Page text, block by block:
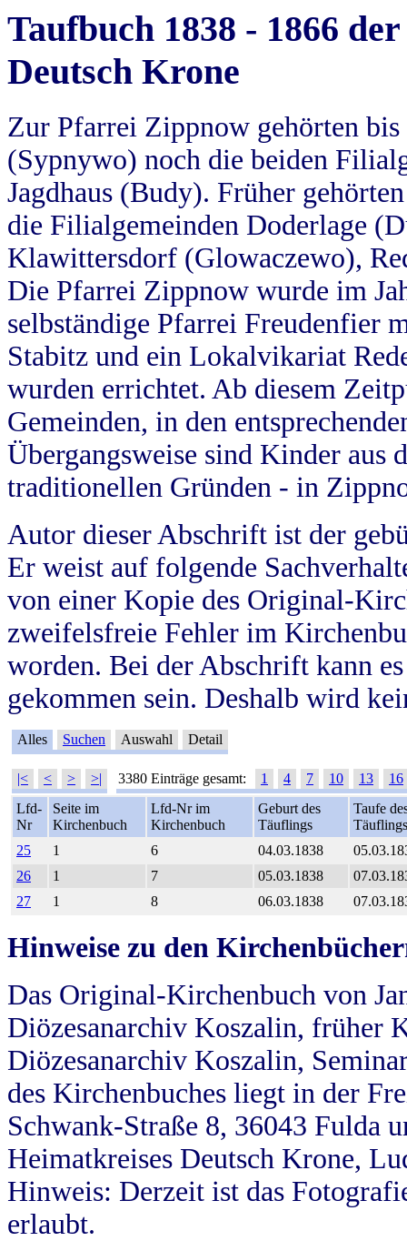
Taufbuch 1838 - 1866
Deutsch Krone
Zur Pfarrei Zippnow gehörten
(Sypnywo) noch die beiden
Jagdhaus (Budy). Früher
die Filialgemeinden Doderlage
Klawittersdorf (Glowaczewo),
Die Pfarrei Zippnow wurde im
selbständige Pfarrei Freudenfier
Stabitz und ein Lokalvikariat
wurden errichtet. Ab diesem
Gemeinden, in den
Übergangsweise sind Kinder aus
traditionellen Gründen - in
Autor dieser Abschrift ist der
Er weist auf folgende
von einer Kopie des Original-
zweifelsfreie Fehler im
worden. Bei der Abschrift kann
gekommen sein. Deshalb wird
Alles Suchen Auswahl Detail
|< < > >| 3380 Einträge gesamt: 1 4 7 10 13
16
Lfd-
Nr
Seite im
Kirchenbuch
Lfd-Nr im
Kirchenbuch
Geburt des
Täuflings
Taufe
Täuflings
25
1 6 04.03.1838
26
1 7 05.03.1838
27
1 8 06.03.1838
Hinweise zu den
Das Original-Kirchenbuch von
Diözesanarchiv Koszalin, früher
Diözesanarchiv Koszalin,
des Kirchenbuches liegt in der
Schwank-Straße 8, 36043 Fulda
Heimatkreises Deutsch Krone,
Hinweis: Derzeit ist das
erlaubt.